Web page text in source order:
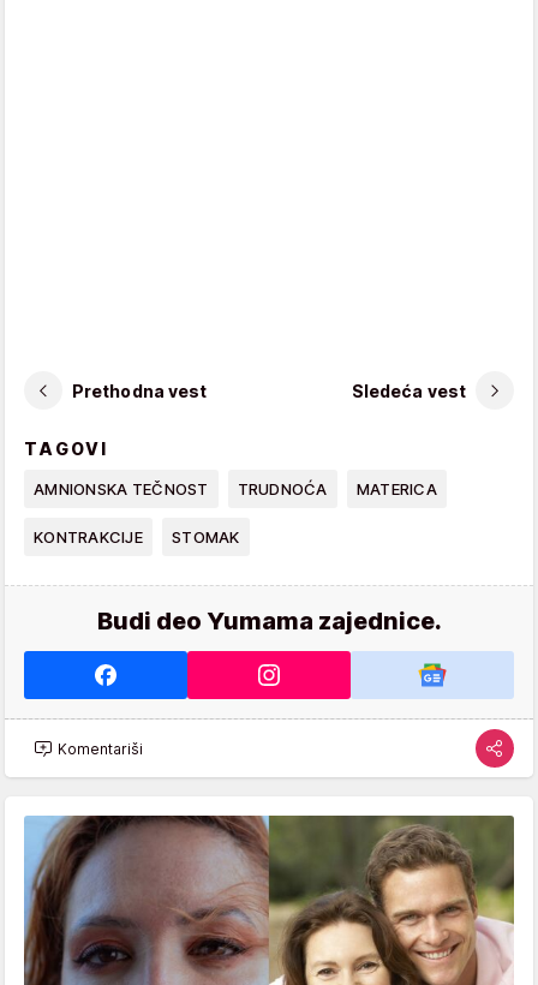
Prethodna vest Sledeća vest
TAGOVI
AMNIONSKA TEČNOST TRUDNOĆA MATERICA
KONTRAKCIJE STOMAK
Budi deo Yumama zajednice.
Komentariši